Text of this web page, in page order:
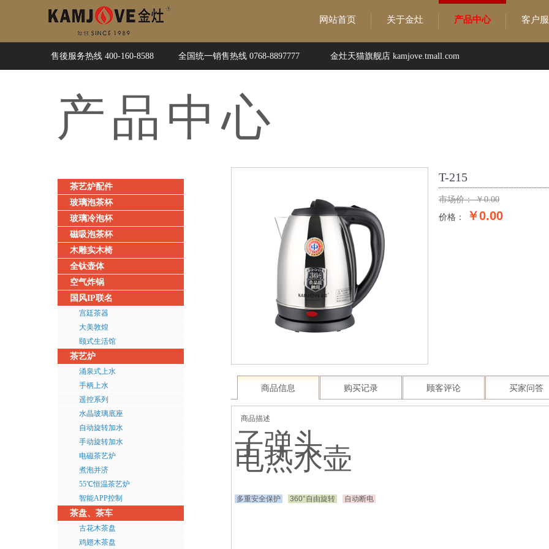
产品 中心
T-215
市场价： ￥0.00
价格： ￥0.00
商品信息 购买记录 顾客评论 买家问答
商品描述
子弹头
电热水壶
多重安全保护 360°自由旋转 自动断电
茶艺炉配件
玻璃泡茶杯
玻璃冷泡杯
磁吸泡茶杯
木雕实木椅
全钛壶体
空气炸锅
国风IP联名
宫廷茶器
大美敦煌
颐式生活馆
茶艺炉
涌泉式上水
手柄上水
遥控系列
水晶玻璃底座
自动旋转加水
手动旋转加水
电磁茶艺炉
煮泡并济
55℃恒温茶艺炉
智能APP控制
茶盘、茶车
古花木茶盘
鸡翅木茶盘
网站首页 关于金灶 产品中心 客户
售後服务热线 400-160-8588 全国统一销售热线 0768-8897777 金灶天猫旗舰店 kamjove.tmall.com